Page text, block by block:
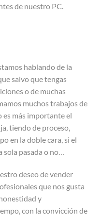
de nuestro PC.
hablando de la
salvo que tengas
o de muchas
muchos trabajos de
es más importante el
tiendo de proceso,
en la doble cara, si el
sola pasada o no…
deseo de vender
que nos gusta
y
con la convicción de